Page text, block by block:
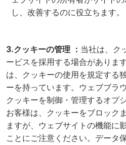
し、改善するのに役立ちます。
3.クッキーの管理 ： 当社は、ク
ービスを採用する場合がありま
は、クッキーの使用を規定する
ーを持っています。ウェブブラ
クッキーを制御・管理するオプ
お客様は、クッキーをブロック
ますが、ウェブサイトの機能に
ことにご注意ください。データ